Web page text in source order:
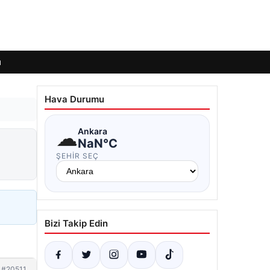
Hava Durumu
☁Ankara
NaN°C
ŞEHIR SEÇ
Bizi Takip Edin